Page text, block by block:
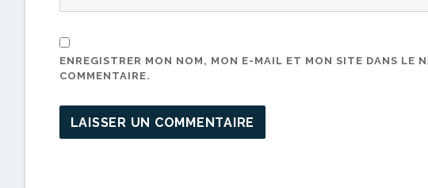
ENREGISTRER MON NOM, MON E-MAIL ET MON SITE DANS LE
COMMENTAIRE.